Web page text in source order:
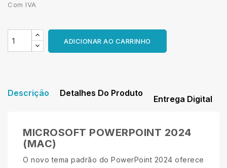
Com IVA
ADICIONAR AO CARRINHO
Descrição Detalhes Do Produto
Entrega Digital
MICROSOFT POWERPOINT 2024
(MAC)
O novo tema padrão do PowerPoint 2024 oferece